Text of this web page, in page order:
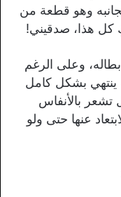
وهو قطعة من
كل هذا، صدقيني!
وعلى الرغم
ينتهي بشكل كامل
تشعر بالأنفاس
عنها حتى ولو